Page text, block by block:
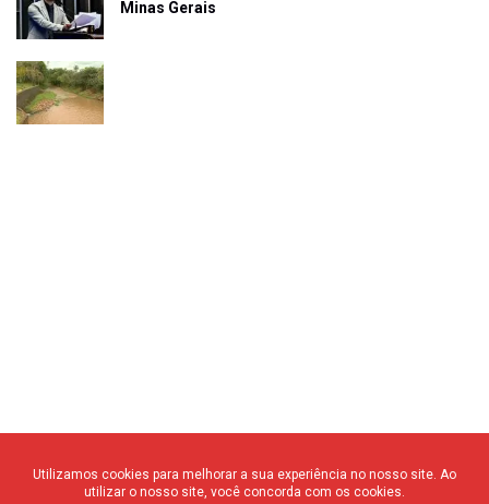
Minas Gerais